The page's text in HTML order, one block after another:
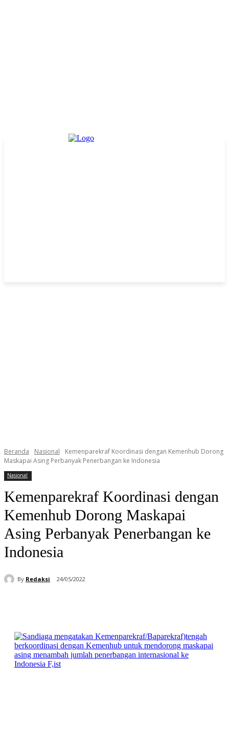
Beranda Nasional
Kemenparekraf Koordinasi dengan Kemenhub Dorong
Maskapai Asing Perbanyak Penerbangan ke Indonesia
Nasional
Kemenparekraf Koordinasi dengan
Kemenhub Dorong Maskapai
Asing Perbanyak Penerbangan ke
Indonesia
By Redaksi 24/05/2022